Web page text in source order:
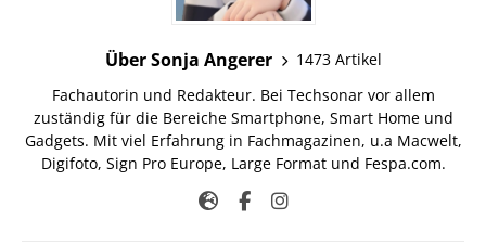
Über Sonja Angerer
1473 Artikel
Fachautorin und Redakteur. Bei Techsonar vor allem
zuständig für die Bereiche Smartphone, Smart Home und
Gadgets. Mit viel Erfahrung in Fachmagazinen, u.a Macwelt,
Digifoto, Sign Pro Europe, Large Format und Fespa.com.